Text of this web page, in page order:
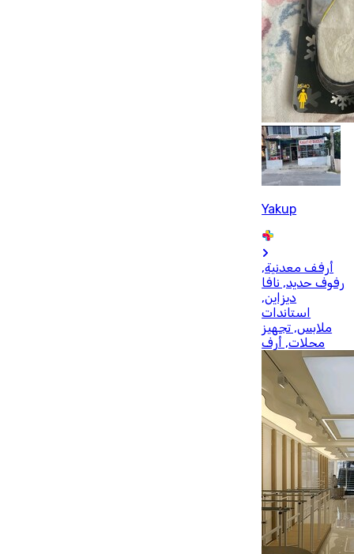
Yakup
أرفف معدنية,
رفوف حديد, نافا
ديزاين,
استاندات
ملابس, تجهيز
محلات, أرف